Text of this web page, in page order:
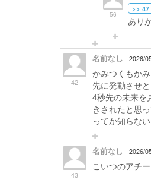
56
>> 47
あり
42
名前なし 2026/
かみつくもか
先に発動させ
4秒先の未来を
きされたと思
ってか知らな
43
名前なし 2026/
こいつのアチ